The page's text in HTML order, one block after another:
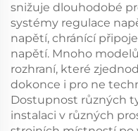
snižuje dlouhodobé
systémy regulace
napětí, chránící
napětí. Mnoho
rozhraní, které
dokonce i pro ne
Dostupnost různých
instalaci v různých